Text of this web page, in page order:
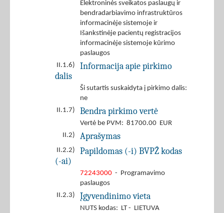
Elektroninės sveikatos paslaugų ir
bendradarbiavimo infrastruktūros
informacinėje sistemoje ir
Išankstinėje pacientų registracijos
informacinėje sistemoje kūrimo
paslaugos
II.1.6)
Informacija apie pirkimo
dalis
Ši sutartis suskaidyta į pirkimo dalis:
ne
II.1.7)
Bendra pirkimo vertė
Vertė be PVM: 81700.00 EUR
II.2)
Aprašymas
II.2.2)
Papildomas (-i) BVPŽ kodas
(-ai)
72243000 - Programavimo
paslaugos
II.2.3)
Įgyvendinimo vieta
NUTS kodas: LT - LIETUVA